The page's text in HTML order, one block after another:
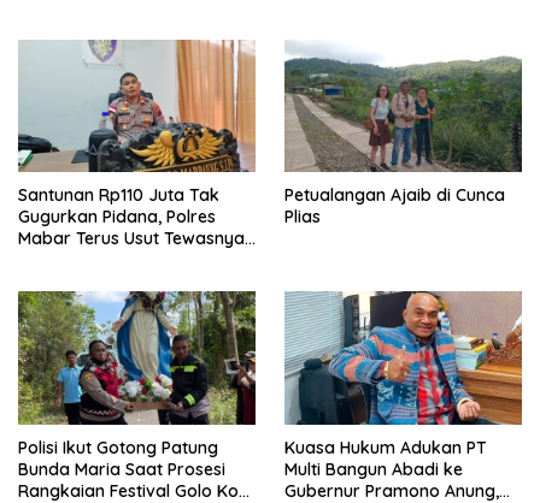
Santunan Rp110 Juta Tak
Gugurkan Pidana, Polres
Mabar Terus Usut Tewasnya
Petualangan Ajaib di Cunca
Plias
Polisi Ikut Gotong Patung
Bunda Maria Saat Prosesi
Rangkaian Festival Golo Koe
Kuasa Hukum Adukan PT
Multi Bangun Abadi ke
Gubernur Pramono Anung,